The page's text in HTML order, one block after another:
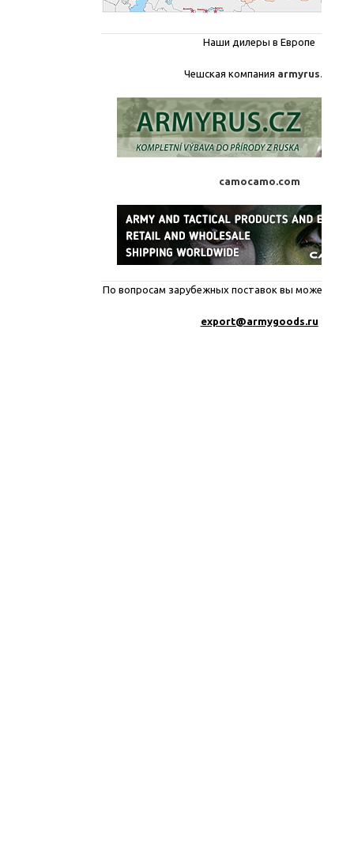
Наши дилеры в Европе
Чешская компания armyrus.cz
camocamo.com
По вопросам зарубежных поставок вы можете
export@armygoods.ru